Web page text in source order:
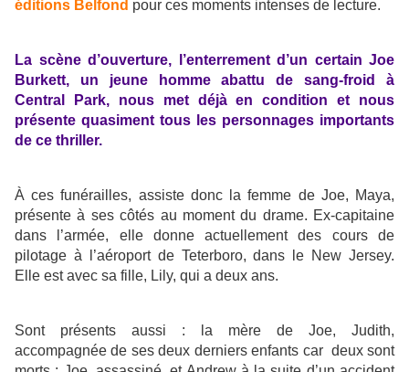
éditions Belfond pour ces moments intenses de lecture.
La scène d’ouverture, l’enterrement d’un certain Joe
Burkett, un jeune homme abattu de sang-froid à
Central Park, nous met déjà en condition et nous
présente quasiment tous les personnages importants
de ce thriller.
À ces funérailles, assiste donc la femme de Joe, Maya,
présente à ses côtés au moment du drame. Ex-capitaine
dans l’armée, elle donne actuellement des cours de
pilotage à l’aéroport de Teterboro, dans le New Jersey.
Elle est avec sa fille, Lily, qui a deux ans.
Sont présents aussi : la mère de Joe, Judith,
accompagnée de ses deux derniers enfants car deux sont